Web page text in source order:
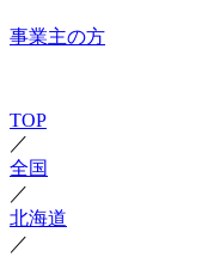
事業主の方
TOP
／
全国
／
北海道
／